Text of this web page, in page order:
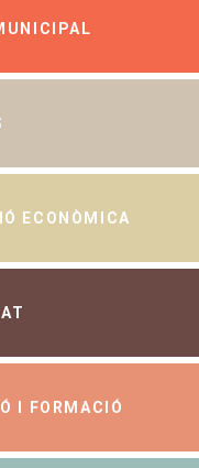
ECONÒMICA
I FORMACIÓ